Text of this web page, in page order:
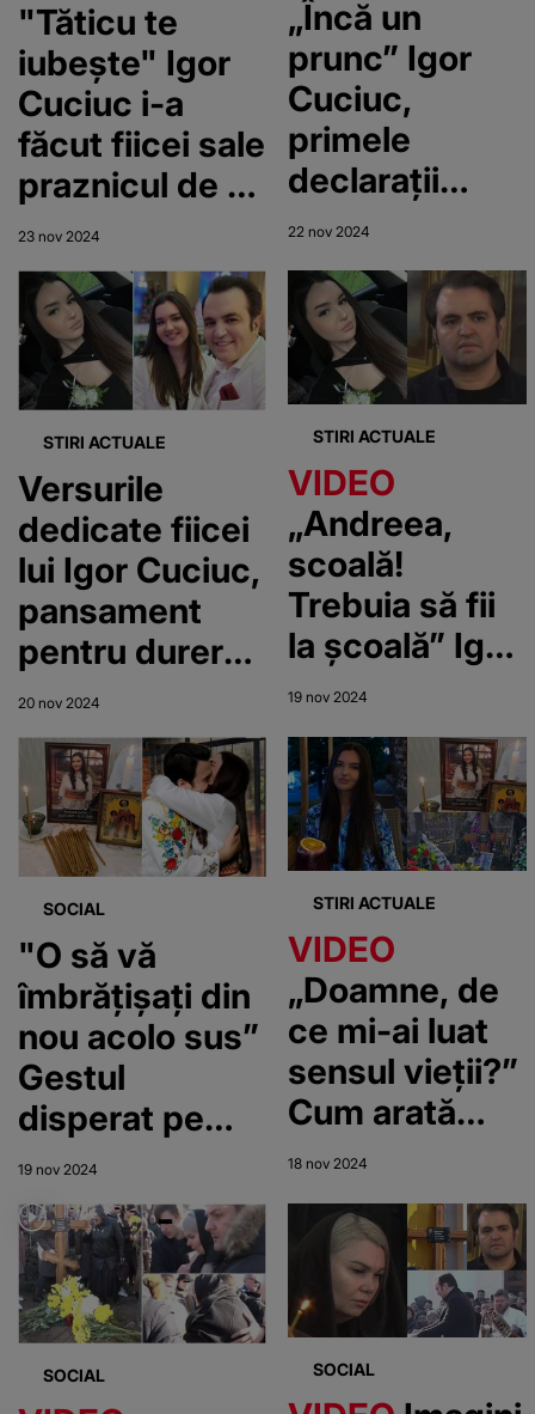
am reușit să
te salvăm!”
"Tăticu te
iubește" Igor
Cuciuc i-a
făcut fiicei sale
praznicul de 9
zile. Ce a găsit
artistul la
mormântul
Andreei
23 nov 2024
„Încă un
prunc” Igor
Cuciuc,
primele
declarații
despre cel de-
al doilea copil,
după moartea
tragică a fiicei
lui. Artistul
este pregătit
să devină tată
din nou
22 nov 2024
STIRI ACTUALE
Versurile
dedicate fiicei
lui Igor Cuciuc,
pansament
pentru durerea
părinților!
Unde apare
poza
adolescentei.
Andreea
Cuciuc va
rămâne mereu
în memoria
tuturor
20 nov 2024
STIRI ACTUALE
VIDEO
„Andreea,
scoală!
Trebuia să fii
la școală” Igor
Cuciuc s-a
întors la
mormântul
fiicei sale și a
început să-i
vorbească,
printre
suspine! Ireal
cum arată
mormântul
Andreei
19 nov 2024
SOCIAL
"O să vă
îmbrățișați din
nou acolo sus”
Gestul
disperat pe
care părinții
Andreei
Cuciuc l-au
făcut după
înmormântarea
fiicei lor! Nu au
mai putut
19 nov 2024
STIRI ACTUALE
VIDEO
„Doamne, de
ce mi-ai luat
sensul vieții?”
Cum arată
mormântul
Andreei
Cuciuc, la
doar câteva
ore de la
înmormântare!
Tatăl fetei
18 nov 2024
SOCIAL SOCIAL